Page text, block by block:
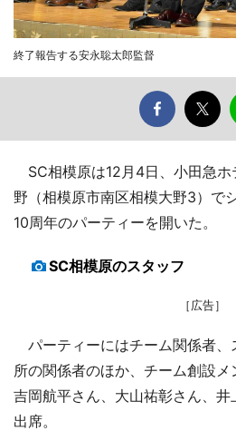
終了報告する安永聡太郎監督
SC相模原は12月4日、小田急ホ
野（相模原市南区相模大野3）で
10周年のパーティーを開いた。
SC相模原のスタッフ
［広告］
パーティーにはチーム関係者、
所の関係者のほか、チーム創設メ
吉岡航平さん、大山祐彰さん、
出席。